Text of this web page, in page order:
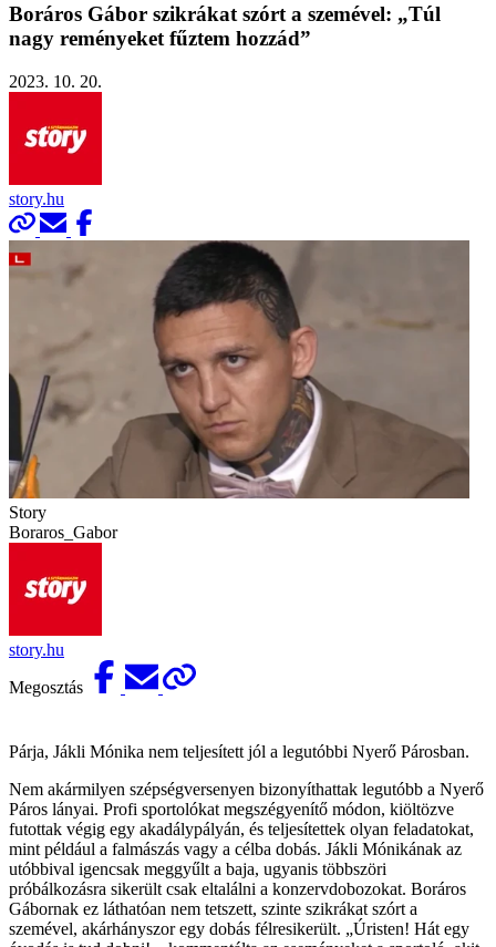
Boráros Gábor szikrákat szórt a szemével: „Túl
nagy reményeket fűztem hozzád”
2023. 10. 20.
story.hu
Story
Boraros_Gabor
story.hu
Megosztás
Párja, Jákli Mónika nem teljesített jól a legutóbbi Nyerő Párosban.
Nem akármilyen szépségversenyen bizonyíthattak legutóbb a Nyerő
Páros lányai. Profi sportolókat megszégyenítő módon, kiöltözve
futottak végig egy akadálypályán, és teljesítettek olyan feladatokat,
mint például a falmászás vagy a célba dobás. Jákli Mónikának az
utóbbival igencsak meggyűlt a baja, ugyanis többszöri
próbálkozásra sikerült csak eltalálni a konzervdobozokat. Boráros
Gábornak ez láthatóan nem tetszett, szinte szikrákat szórt a
szemével, akárhányszor egy dobás félresikerült. „Úristen! Hát egy